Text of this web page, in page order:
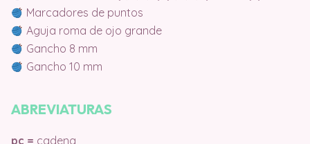
Marcadores de puntos
Aguja roma de ojo grande
Gancho 8 mm
Gancho 10 mm
ABREVIATURAS
pc = cadena